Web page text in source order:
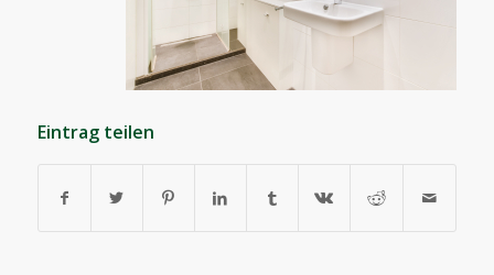
Eintrag teilen